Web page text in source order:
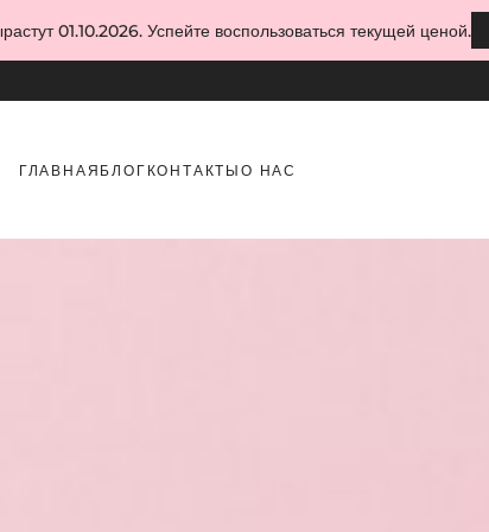
ГЛАВНАЯ БЛОГ КОНТАКТЫО НАС
01.10.2026. Успейте воспользоваться текущей ценой.